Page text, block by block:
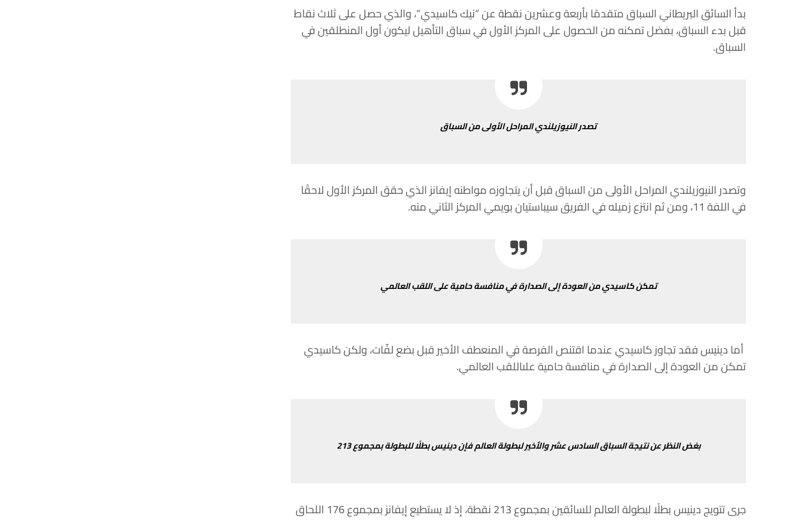
بدأالسائقالبريطانيالسباقمتقدمًابأربعةوعشريننقطةعن“نيككاسيدي“،والذيحصلعلىثلاثنقاط
قبلبدءالسباق،بفضلتمكنهمنالحصول علىالمركزالأولفيسباقالتأهيلليكونأولالمنطلقينفي
السباق.
تصدرالنيوزيلنديالمراحلالأولىمنالسباق
وتصدرالنيوزيلنديالمراحلالأولىمنالسباققبلأنيتجاوزهمواطنهإيفانزالذيحققالمركزالأوللاحقًا
فياللفة ،ومنثمانتزعزميلهفيالفريقسيباستيانبويميالمركزالثانيمنه.
تمكنكاسيديمنالعودةإلىالصدارةفيمنافسةحاميةعلىاللقبالعالمي
أمادينيسفقدتجاوزكاسيديعندما اقتنصالفرصةفيالمنعطف الأخيرقبلبضعلفّات،ولكنكاسيدي
تمكنمنالعودةإلىالصدارةفيمنافسةحامية علىاللقبالعالمي.
بغضالنظرعننتيجةالسباقالسادسعشروالأخيرلبطولةالعالمفإندينيسبطلًاللبطولةبمجموع213
جرىتتويجدينيسبطلًالبطولةالعالمللسائقينبمجموع نقطة،إذلايستطيعإيفانزبمجموع
اللحاق